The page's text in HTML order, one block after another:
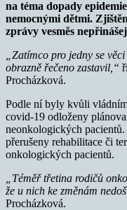
na téma dopady
nemocnými dětmi.
zprávy vesměs
„Zatímco pro jedny se
obrazně řečeno zastavil,“
Procházková.
Podle ní byly kvůli
covid-19 odloženy
neonkologických
přerušeny rehabilitace či
onkologických pacientů.
„Téměř třetina rodičů
že u nich ke změnám
Procházková.